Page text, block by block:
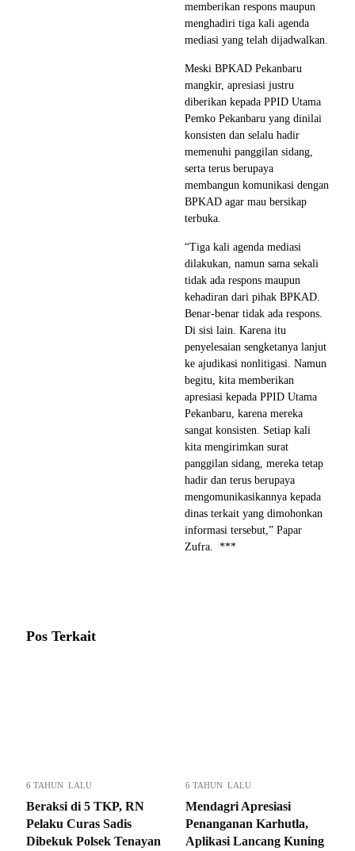
memberikan respons maupun
menghadiri tiga kali agenda
mediasi yang telah dijadwalkan.
​Meski BPKAD Pekanbaru
mangkir, apresiasi justru
diberikan kepada PPID Utama
Pemko Pekanbaru yang dinilai
konsisten dan selalu hadir
memenuhi panggilan sidang,
serta terus berupaya
membangun komunikasi dengan
BPKAD agar mau bersikap
terbuka.
“Tiga kali agenda mediasi
dilakukan, namun sama sekali
tidak ada respons maupun
kehadiran dari pihak BPKAD.
Benar-benar tidak ada respons.
Di sisi lain. Karena itu
penyelesaian sengketanya lanjut
ke ajudikasi nonlitigasi. Namun
begitu, kita memberikan
apresiasi kepada PPID Utama
Pekanbaru, karena mereka
sangat konsisten. Setiap kali
kita mengirimkan surat
panggilan sidang, mereka tetap
hadir dan terus berupaya
mengomunikasikannya kepada
dinas terkait yang dimohonkan
informasi tersebut,” Papar
Zufra. ***
Pos Terkait
6 TAHUN LALU
Beraksi di 5 TKP, RN
Pelaku Curas Sadis
Dibekuk Polsek Tenayan
6 TAHUN LALU
Mendagri Apresiasi
Penanganan Karhutla,
Aplikasi Lancang Kuning